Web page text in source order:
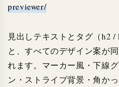
previewer/
見出しテキストとタグ（h2
と、すべてのデザイン案が
れます。マーカー風・下線
ン・ストライプ背景・角か